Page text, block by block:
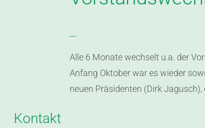
Alle 6 Monate wechselt u.a. der
Anfang Oktober war es wieder
neuen Präsidenten (Dirk
Kontakt